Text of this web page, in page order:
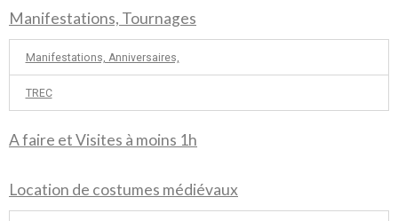
Manifestations, Tournages
Manifestations, Anniversaires,
TREC
A faire et Visites à moins 1h
Location de costumes médiévaux